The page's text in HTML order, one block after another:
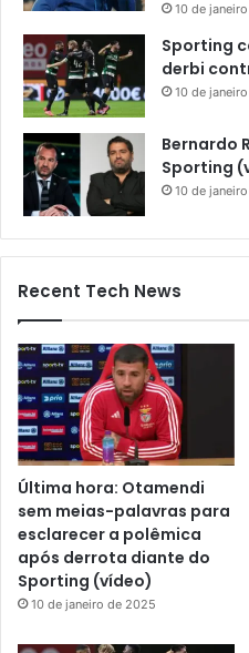
10 de
Sporting
derbi
10 de
Bernardo
Sporting
10 de
Recent Tech News
Última hora: Otamendi
sem meias-palavras para
esclarecer a polêmica
após derrota diante do
Sporting (vídeo)
10 de janeiro de 2025